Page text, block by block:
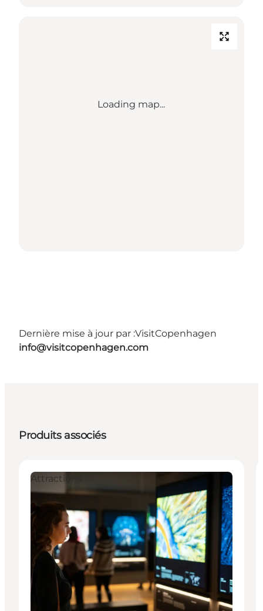
Loading map...
Dernière mise à jour par :VisitCopenhagen
info@visitcopenhagen.com
Produits associés
Attractions